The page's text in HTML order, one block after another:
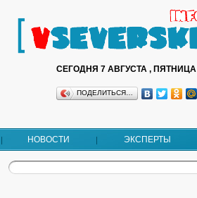
СЕГОДНЯ 7 АВГУСТА , ПЯТНИЦА
ПОДЕЛИТЬСЯ…
НОВОСТИ ЭКСПЕРТЫ